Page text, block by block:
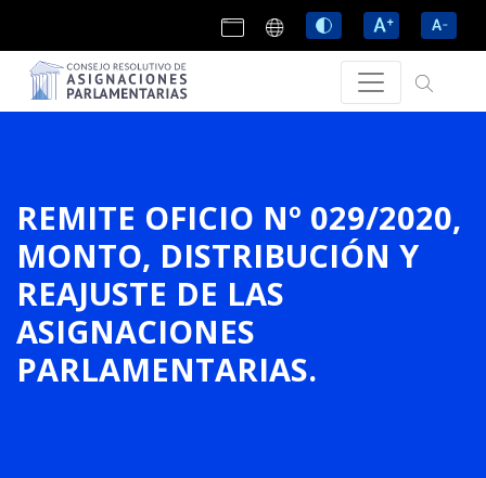
REMITE OFICIO Nº 029/2020,
MONTO, DISTRIBUCIÓN Y
REAJUSTE DE LAS
ASIGNACIONES
PARLAMENTARIAS.